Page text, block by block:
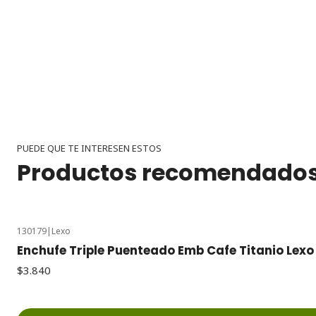
PUEDE QUE TE INTERESEN ESTOS
Productos
130179| Lexo
Enchufe Triple Puenteado Emb Cafe Titanio Lexo
$3.840